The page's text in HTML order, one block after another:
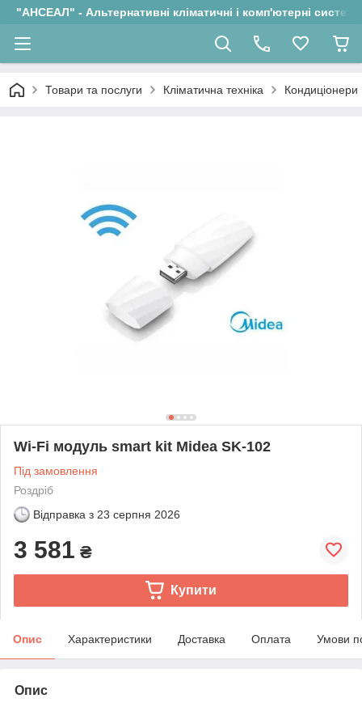
"АНСЕАЛ" - Альтернативні кліматичні і комп'ютерні системи
Товари та послуги Кліматична техніка Кондиціонери
Wi-Fi модуль smart kit Midea SK-102
Під замовлення
Роздріб
Відправка з 23 серпня 2026
3 581 ₴
Купити
Опис Характеристики Доставка Оплата Умови
Опис